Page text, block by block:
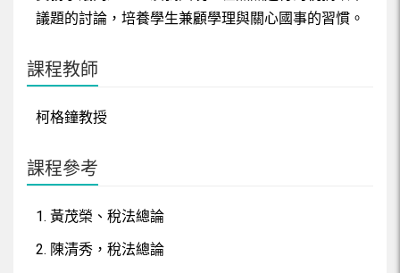
單元13：淨值原則
單元14：個人所得課稅原則、綜合所得課稅原則、終身所得
單元15：實用性原則
議題的討論，培養學生兼顧學理與關心國事的習慣。
課程教師
柯格鐘教授
課程參考
1. 黃茂榮、稅法總論
2. 陳清秀，稅法總論